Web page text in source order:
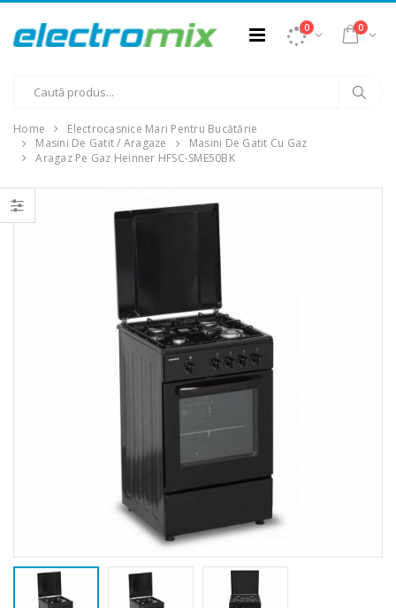
0 0
Home
Electrocasnice Mari Pentru Bucătărie
Masini De Gatit / Aragaze
Masini De Gatit Cu Gaz
Aragaz Pe Gaz Heinner HFSC-SME50BK